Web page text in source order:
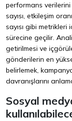
performans
sayısı, etkileşim
sayısı gibi
sürecine geçilir.
getirilmesi ve
gönderilerin en
belirlemek,
davranışlarını
Sosyal